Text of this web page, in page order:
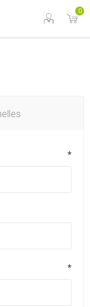
0
*
*